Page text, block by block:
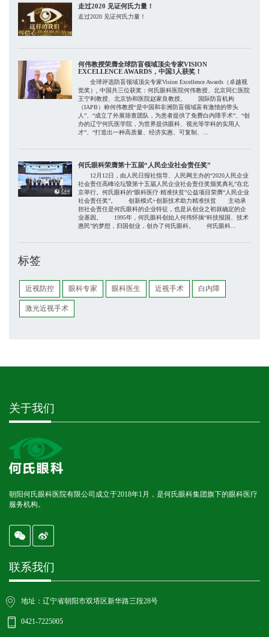
走过2020 见证何氏力量！
走过2020 见证何氏力量！
何伟教授荣膺全球防盲领域顶尖专家VISION
EXCELLENCE AWARDS，中国3人获奖！
全球评选防盲领域顶尖专家Vision Excellence Awards（卓越视
觉奖）, 中国共三位获奖：何氏眼科医院何伟教授、北京同仁医院
王宁利教授、北京协和医院赵家良教授。 国际防盲机构
（IAPB）称何伟教授“是中国和非洲防盲领域富有激情的带头
人”、“成立了外展筛查团队，为患者提供了免费白内障手术”、“创
办的辽宁何氏医学院，为世界提供眼科、视光等学科的实用人
才”、“打造出一种高质量、经济实惠、可复制、...
何氏眼科荣膺第十五届“人民企业社会责任奖”
12月12日，由人民日报社指导、人民网主办的“2020人民企业
社会责任高峰论坛暨第十五届人民企业社会责任奖颁奖典礼”在北
京举行。何氏眼科的“眼科医疗·精准扶贫”公益项目荣膺“人民企业
社会责任奖”。 创新模式+创新技术助力精准扶贫 主动承
担社会责任是何氏眼科的企业特征，也是从创业之初就确定的企
业基因。 1995年，何氏眼科创始人何伟怀揣“科技报国、技术
惠民”的梦想，归国创业，创办了何氏眼科。 何氏眼科...
标签
近视防控 眼科专家 眼科医生 近视手术 白内障
激光近视手术
关于我们
朝阳何氏眼科医院有限公司成立于2018年1月，是何氏眼科集团旗下的眼科医疗
服务机构。
联系我们
地址：辽宁省朝阳市双塔区新华路三段28号
0421-7225005